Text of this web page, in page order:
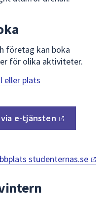
företag kan boka
för olika aktiviteter.
eller plats
e-tjänsten
studenternas.se